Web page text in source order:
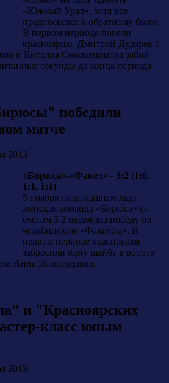
«Южный Урал», хотя все
предпосылки к обратному были.
В первом периоде повели
красноярцы. Дмитрий Дударев с
и Виталия Смольянинова забил
секунды до конца периода.
победили
матче
2013
«Бирюса»-«Факел» - 3:2 (1:0,
1:1, 1:1)
5 ноября на домашнем льду
женская команда «Бирюса» со
счетом 3:2 одержала победу на
челябинским «Факелом». В
первом периоде красноярки
забросили одну шайбу в ворота
Анна Виноградова.
и "Красноярских
класс юным
2013